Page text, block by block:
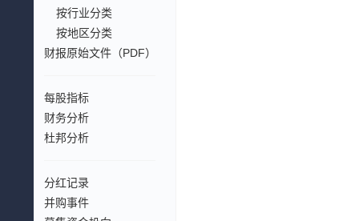
按行业分类
按地区分类
财报原始文件（PDF）
每股指标
财务分析
杜邦分析
分红记录
并购事件